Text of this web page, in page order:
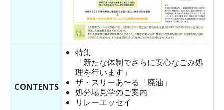
CONTENTS
特集
「新たな体制でさらに安心なごみ処
理を行います」
ザ・スリーあ〜る「廃油」
処分場見学のご案内
リレーエッセイ